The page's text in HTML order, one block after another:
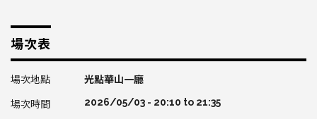
場次表
光點華山一廳
2026/05/03 - 20:10 to 21:35